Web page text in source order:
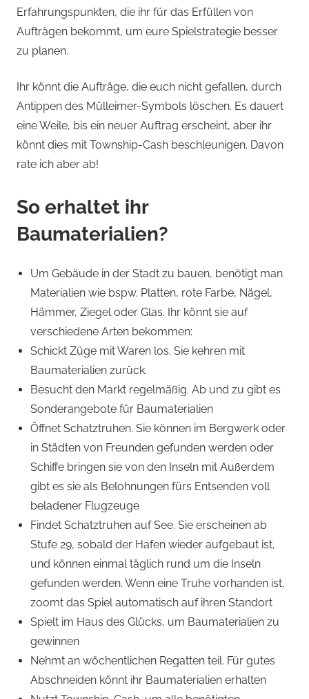
Erfahrungspunkten, die ihr für das Erfüllen von
Aufträgen bekommt, um eure Spielstrategie besser
zu planen.
Ihr könnt die Aufträge, die euch nicht gefallen, durch
Antippen des Mülleimer-Symbols löschen. Es dauert
eine Weile, bis ein neuer Auftrag erscheint, aber ihr
könnt dies mit Township-Cash beschleunigen. Davon
rate ich aber ab!
So erhaltet ihr
Baumaterialien?
Um Gebäude in der Stadt zu bauen, benötigt man
Materialien wie bspw. Platten, rote Farbe, Nägel,
Hämmer, Ziegel oder Glas. Ihr könnt sie auf
verschiedene Arten bekommen:
Schickt Züge mit Waren los. Sie kehren mit
Baumaterialien zurück.
Besucht den Markt regelmäßig. Ab und zu gibt es
Sonderangebote für Baumaterialien
Öffnet Schatztruhen. Sie können im Bergwerk oder
in Städten von Freunden gefunden werden oder
Schiffe bringen sie von den Inseln mit Außerdem
gibt es sie als Belohnungen fürs Entsenden voll
beladener Flugzeuge
Findet Schatztruhen auf See. Sie erscheinen ab
Stufe 29, sobald der Hafen wieder aufgebaut ist,
und können einmal täglich rund um die Inseln
gefunden werden. Wenn eine Truhe vorhanden ist,
zoomt das Spiel automatisch auf ihren Standort
Spielt im Haus des Glücks, um Baumaterialien zu
gewinnen
Nehmt an wöchentlichen Regatten teil. Für gutes
Abschneiden könnt ihr Baumaterialien erhalten